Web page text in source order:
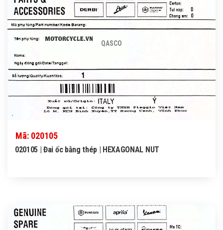
QASCO
Mã: 020105
020105 | Đai ốc bằng thép | HEXAGONAL NUT